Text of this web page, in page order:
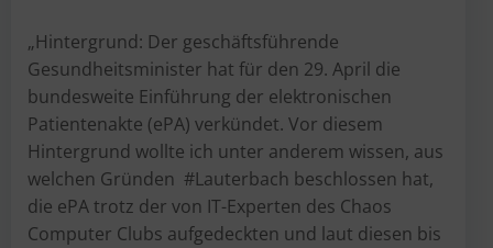
„Hintergrund: Der geschäftsführende
Gesundheitsminister hat für den 29. April die
bundesweite Einführung der elektronischen
Patientenakte (ePA) verkündet. Vor diesem
Hintergrund wollte ich unter anderem wissen, aus
welchen Gründen #Lauterbach beschlossen hat,
die ePA trotz der von IT-Experten des Chaos
Computer Clubs aufgedeckten und laut diesen bis